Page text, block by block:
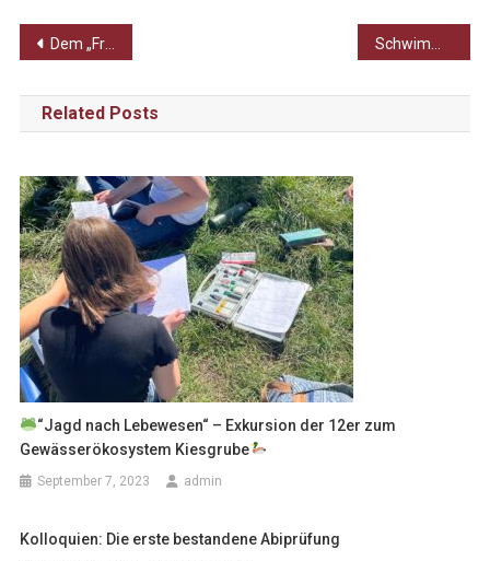
Beitragsnavigation
Dem „Freischütz“ auf der Spur
Related Posts
“Jagd nach Lebewesen“ – Exkursion der 12er zum
Gewässerökosystem Kiesgrube
September 7, 2023 admin
Kolloquien: Die erste bestandene Abiprüfung